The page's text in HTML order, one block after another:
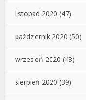
listopad 2020 (47)
październik 2020 (50)
wrzesień 2020 (43)
sierpień 2020 (39)